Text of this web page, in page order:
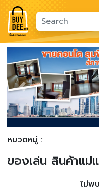
Previous
หมวดหมู่ :
ของเล่น สินค้าแม่
ไม่พ